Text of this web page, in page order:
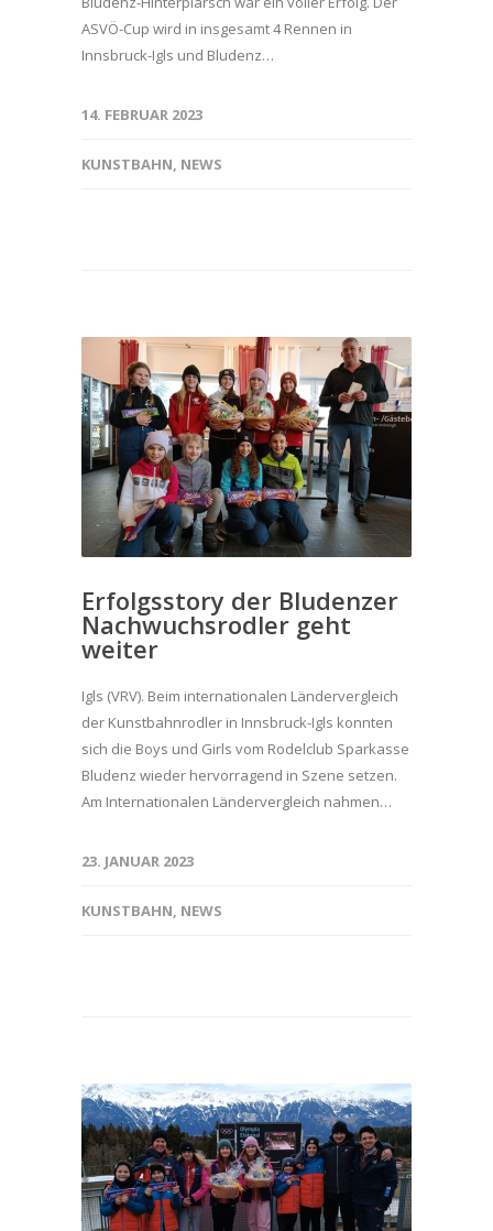
ASVÖ-Cup wird in insgesamt 4 Rennen in
Innsbruck-Igls und Bludenz…
14. FEBRUAR 2023
KUNSTBAHN, NEWS
Erfolgsstory der Bludenzer
Nachwuchsrodler geht
weiter
Igls (VRV). Beim internationalen Ländervergleich
der Kunstbahnrodler in Innsbruck-Igls konnten
sich die Boys und Girls vom Rodelclub Sparkasse
Bludenz wieder hervorragend in Szene setzen.
Am Internationalen Ländervergleich nahmen…
23. JANUAR 2023
KUNSTBAHN, NEWS